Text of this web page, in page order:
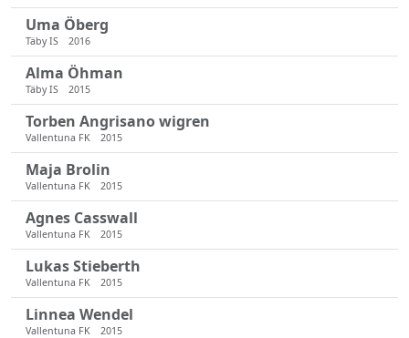
Uma Öberg
Täby IS 2016
Alma Öhman
Täby IS 2015
Torben Angrisano wigren
Vallentuna FK 2015
Maja Brolin
Vallentuna FK 2015
Agnes Casswall
Vallentuna FK 2015
Lukas Stieberth
Vallentuna FK 2015
Linnea Wendel
Vallentuna FK 2015